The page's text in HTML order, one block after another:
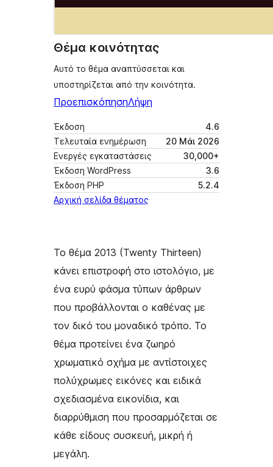
Θέμα κοινότητας
Αυτό το θέμα αναπτύσσεται και
υποστηρίζεται από την κοινότητα.
ΠροεπισκόπησηΛήψη
Έκδοση
4.6
Τελευταία ενημέρωση
20 Μάι 2026
Ενεργές εγκαταστάσεις
30,000+
Έκδοση WordPress
3.6
Έκδοση ΡΗΡ
5.2.4
Αρχική σελίδα θέματος
Το θέμα 2013 (Twenty Thirteen)
κάνει επιστροφή στο ιστολόγιο, με
ένα ευρύ φάσμα τύπων άρθρων
που προβάλλονται ο καθένας με
τον δικό του μοναδικό τρόπο. Το
θέμα προτείνει ένα ζωηρό
χρωματικό σχήμα με αντίστοιχες
πολύχρωμες εικόνες και ειδικά
σχεδιασμένα εικονίδια, και
διαρρύθμιση που προσαρμόζεται σε
κάθε είδους συσκευή, μικρή ή
μεγάλη.